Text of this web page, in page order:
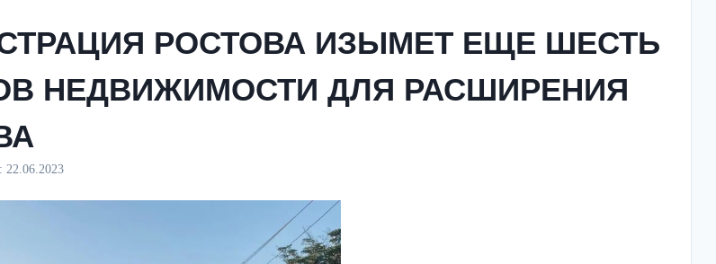
РОСТОВА ИЗЫМЕТ ЕЩЕ ШЕСТЬ
НЕДВИЖИМОСТИ ДЛЯ РАСШИРЕНИЯ
22.06.2023